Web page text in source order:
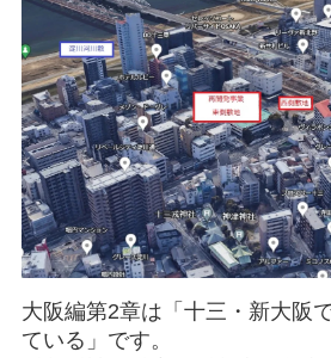
大阪編第2章は 「十三・新大阪
ている」 です。